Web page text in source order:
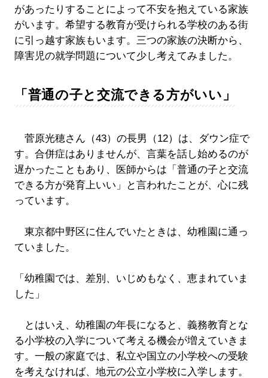
があったりすることによって不安を抱えている家族
がいます。希望する教育が受けられる学校のある街
に引っ越す家族もいます。三つの家族の決断から、
障害児の就学問題について少し考えてみました。
「普通の子と交流できる方がいい」
菅原光穂さん（43）の長男（12）は、ダウン症で
す。合併症はありませんが、言葉を話し始めるのが
遅かったこともあり、医師からは「普通の子と交流
できる方が発育上いい」と言われたことが、心に残
っています。
東京都中野区に住んでいたときは、幼稚園に通っ
ていました。
「幼稚園では、差別、いじめもなく、恵まれていま
した」
とはいえ、幼稚園の年長になると、義務教育とな
る小学校の入学について考える機会が増えていきま
す。一般の家庭では、私立や国立の小学校への受験
を考えなければ、地元の公立小学校に入学します。